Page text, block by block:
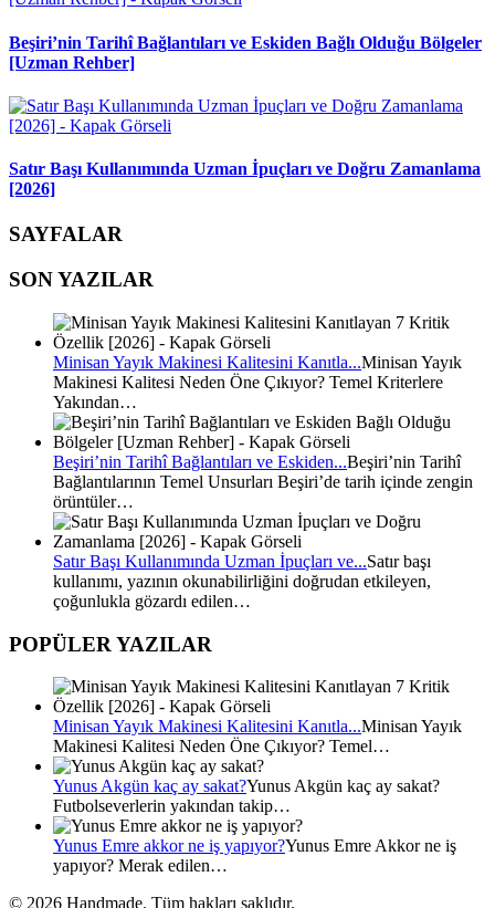
Beşiri’nin Tarihî Bağlantıları ve Eskiden Bağlı Olduğu Bölgeler
[Uzman Rehber]
Satır Başı Kullanımında Uzman İpuçları ve Doğru Zamanlama
[2026]
SAYFALAR
SON YAZILAR
Minisan Yayık Makinesi Kalitesini Kanıtla...Minisan Yayık
Makinesi Kalitesi Neden Öne Çıkıyor? Temel Kriterlere
Yakından…
Beşiri’nin Tarihî Bağlantıları ve Eskiden...Beşiri’nin Tarihî
Bağlantılarının Temel Unsurları Beşiri’de tarih içinde zengin
örüntüler…
Satır Başı Kullanımında Uzman İpuçları ve...Satır başı
kullanımı, yazının okunabilirliğini doğrudan etkileyen,
çoğunlukla gözardı edilen…
POPÜLER YAZILAR
Minisan Yayık Makinesi Kalitesini Kanıtla...Minisan Yayık
Makinesi Kalitesi Neden Öne Çıkıyor? Temel…
Yunus Akgün kaç ay sakat?Yunus Akgün kaç ay sakat?
Futbolseverlerin yakından takip…
Yunus Emre akkor ne iş yapıyor?Yunus Emre Akkor ne iş
yapıyor? Merak edilen…
© 2026 Handmade. Tüm hakları saklıdır.